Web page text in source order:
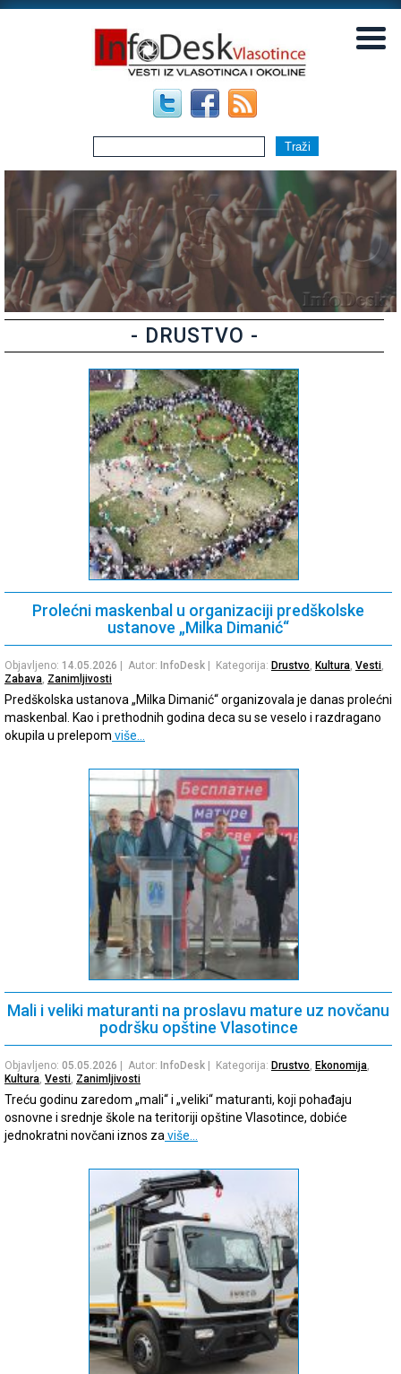
- DRUSTVO -
Prolećni maskenbal u organizaciji predškolske
ustanove „Milka Dimanić“
Objavljeno: 14.05.2026 | Autor: InfoDesk | Kategorija: Drustvo, Kultura, Vesti,
Zabava, Zanimljivosti
Predškolska ustanova „Milka Dimanić“ organizovala je danas prolećni
maskenbal. Kao i prethodnih godina deca su se veselo i razdragano
okupila u prelepom više…
Mali i veliki maturanti na proslavu mature uz novčanu
podršku opštine Vlasotince
Objavljeno: 05.05.2026 | Autor: InfoDesk | Kategorija: Drustvo, Ekonomija,
Kultura, Vesti, Zanimljivosti
Treću godinu zaredom „mali“ i „veliki“ maturanti, koji pohađaju
osnovne i srednje škole na teritoriji opštine Vlasotince, dobiće
jednokratni novčani iznos za više…